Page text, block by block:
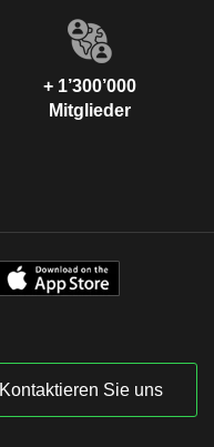
+ 1’300’000
Mitglieder
Kontaktieren Sie uns